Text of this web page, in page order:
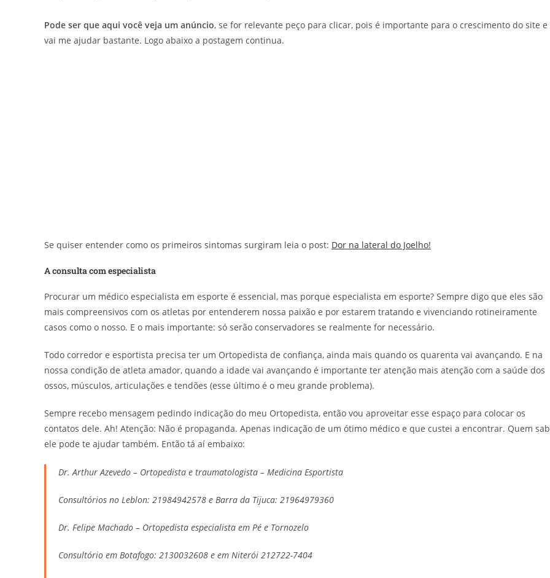
Pode ser que aqui você veja um anúncio, se for relevante peço para clicar, pois é importante para o crescimento do site e
vai me ajudar bastante. Logo abaixo a postagem continua.
Se quiser entender como os primeiros sintomas surgiram leia o post: Dor na lateral do Joelho!
A consulta com especialista
Procurar um médico especialista em esporte é essencial, mas porque especialista em esporte? Sempre digo que eles são
mais compreensivos com os atletas por entenderem nossa paixão e por estarem tratando e vivenciando rotineiramente
casos como o nosso. E o mais importante: só serão conservadores se realmente for necessário.
Todo corredor e esportista precisa ter um Ortopedista de confiança, ainda mais quando os quarenta vai avançando. E na
nossa condição de atleta amador, quando a idade vai avançando é importante ter atenção mais atenção com a saúde dos
ossos, músculos, articulações e tendões (esse último é o meu grande problema).
Sempre recebo mensagem pedindo indicação do meu Ortopedista, então vou aproveitar esse espaço para colocar os
contatos dele. Ah! Atenção: Não é propaganda. Apenas indicação de um ótimo médico e que custei a encontrar. Quem
ele pode te ajudar também. Então tá aí embaixo:
Dr. Arthur Azevedo – Ortopedista e traumatologista – Medicina Esportista
Consultórios no Leblon: 21984942578 e Barra da Tijuca: 21964979360
Dr. Felipe Machado – Ortopedista especialista em Pé e Tornozelo
Consultório em Botafogo: 2130032608 e em Niterói 212722-7404